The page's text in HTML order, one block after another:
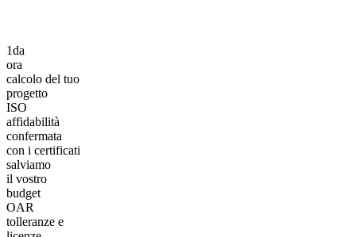
1da
ora
calcolo del tuo
progetto
ISO
affidabilità
confermata
con i certificati
salviamo
il vostro
budget
OAR
tolleranze e